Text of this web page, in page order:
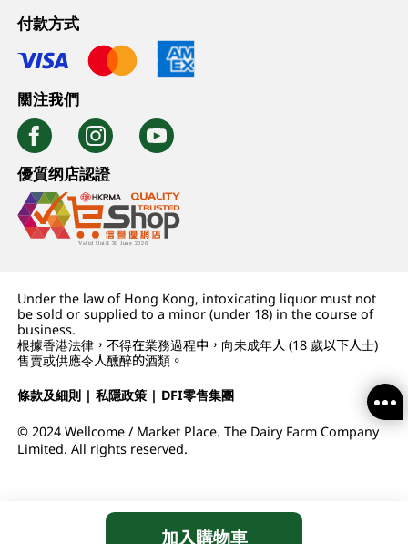
加入購物車
付款方式
關注我們
優質纲店認證
Under the law of Hong Kong, intoxicating liquor must not
be sold or supplied to a minor (under 18) in the course of
business.
根據香港法律，不得在業務過程中，向未成年人 (18 歲以下人士)
售賣或供應令人醺醉的酒類。
條款及細則 |私隱政策 | DFI零售集團
© 2024 Wellcome / Market Place. The Dairy Farm Company
Limited. All rights reserved.